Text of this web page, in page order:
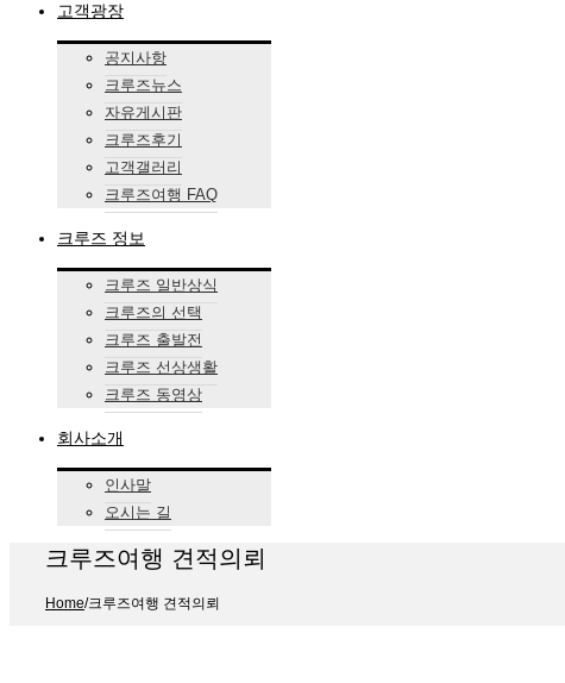
고객광장
공지사항
크루즈뉴스
자유게시판
크루즈후기
고객갤러리
크루즈여행 FAQ
크루즈 정보
크루즈 일반상식
크루즈의 선택
크루즈 출발전
크루즈 선상생활
크루즈 동영상
회사소개
인사말
오시는 길
크루즈여행 견적의뢰
Home/크루즈여행 견적의뢰